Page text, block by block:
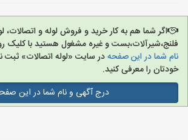
اگر شما هم به کار خرید و فروش لوله و اتصالات،
فلنج،شیرآلات،بست و غیره مشغول هستید با کلیک
نام شما در این صفحهدر سایت «لوله اتصالات»
خودتان را معرفی کنید.
درج آگهی و نام شما در این